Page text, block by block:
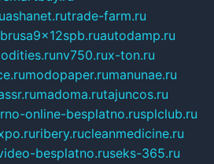
ashanet.rutrade-farm.ru
autodamp.ru
nv750.rux-ton.ru
modopaper.rumanunae.ru
madoma.rutajuncos.ru
online-besplatno.rusplclub.ru
ribery.rucleanmedicine.ru
besplatno.ruseks-365.ru